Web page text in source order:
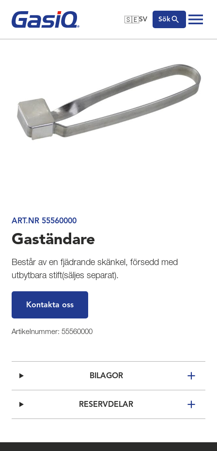
Hoppa till innehåll
🇸🇪SV
🇬🇧English
Sök
ART.NR 55560000
Gaständare
Består av en fjädrande skänkel, försedd med
utbytbara stift(säljes separat).
Kontakta oss
Artikelnummer: 55560000
BILAGOR
RESERVDELAR